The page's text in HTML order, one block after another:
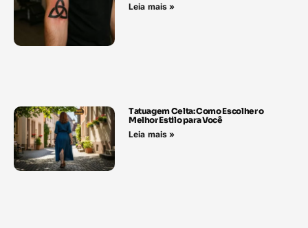
Leia mais »
Tatuagem Celta: Como Escolher o
Melhor Estilo para Você
Leia mais »